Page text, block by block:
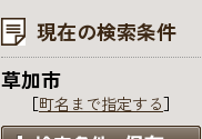
現在の検索条件
草加市
［町名まで指定する］